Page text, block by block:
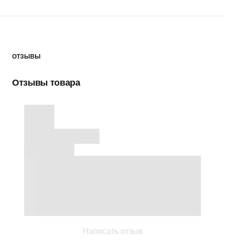
ОТЗЫВЫ
Отзывы товара
Написать отзыв